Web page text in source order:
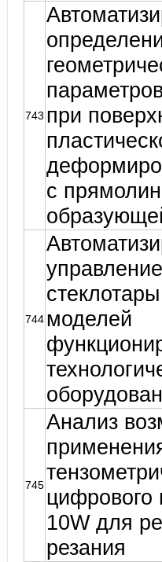
743 при
с
744 моделей
745
Анализ
цифрового
10W для
резания